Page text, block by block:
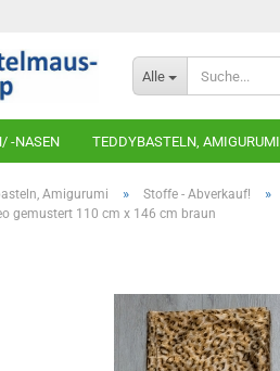
Alle
-NASEN TEDDYBASTELN, AMIGURUMI
Amigurumi » Stoffe - Abverkauf! »
gemustert 110 cm x 146 cm braun